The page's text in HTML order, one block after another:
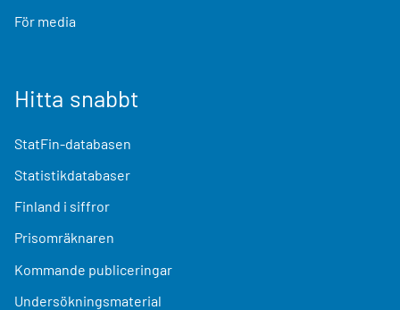
För media
Hitta snabbt
StatFin-databasen
Statistikdatabaser
Finland i siffror
Prisomräknaren
Kommande publiceringar
Undersökningsmaterial